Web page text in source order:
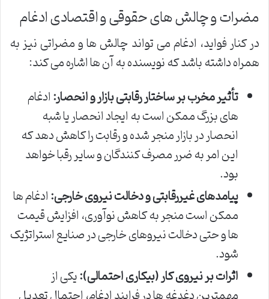
مضرات و چالش های حقوقی و اقتصادی ادغام
در کنار فواید، ادغام می تواند چالش ها و مضراتی نیز به
همراه داشته باشد که نویسنده به آن ها اشاره می کند:
تأثیر مخرب بر ساختار رقابتی بازار و انحصار:ادغام
های بزرگ ممکن است به ایجاد انحصار یا شبه
انحصار در بازار منجر شده و رقابت را کاهش دهد که
این امر به ضرر مصرف کنندگان و سایر رقبا خواهد
بود.
پیامدهای غیررقابتی و دخالت نیروی خارجی:ادغام ها
ممکن است منجر به کاهش نوآوری، افزایش قیمت
ها و حتی دخالت نیروهای خارجی در صنایع استراتژیک
شود.
اثرات بر نیروی کار (بیکاری احتمالی):یکی از